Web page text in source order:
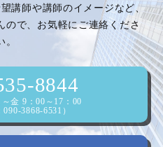
講師や講師のイメージなど、
ので、お気軽にご連絡くださ
。
8844
金 9：00～17：00
090-3868-6531）